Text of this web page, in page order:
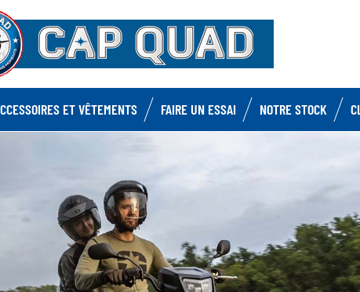
ET VÊTEMENTS FAIRE UN ESSAI NOTRE STOCK